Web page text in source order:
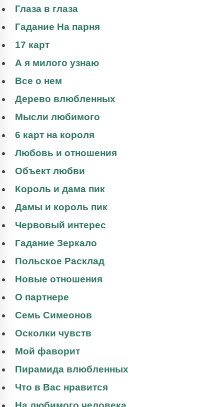
Глаза в глаза
Гадание На парня
17 карт
А я милого узнаю
Все о нем
Дерево влюбленных
Мысли любимого
6 карт на короля
Любовь и отношения
Объект любви
Король и дама пик
Дамы и король пик
Червовый интерес
Гадание Зеркало
Польское Расклад
Новые отношения
О партнере
Семь Симеонов
Осколки чувств
Мой фаворит
Пирамида влюбленных
Что в Вас нравится